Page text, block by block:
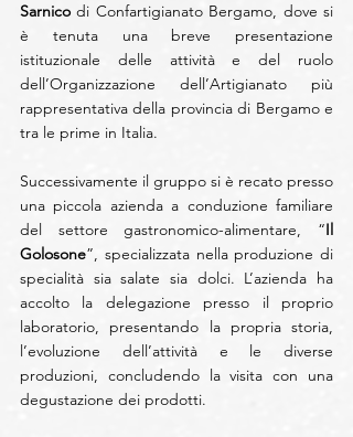
Sarnico di Confartigianato Bergamo, dove si
è tenuta una breve presentazione
istituzionale delle attività e del ruolo
dell’Organizzazione dell’Artigianato più
rappresentativa della provincia di Bergamo e
tra le prime in Italia.
Successivamente il gruppo si è recato presso
una piccola azienda a conduzione familiare
del settore gastronomico-alimentare, “Il
Golosone”, specializzata nella produzione di
specialità sia salate sia dolci. L’azienda ha
accolto la delegazione presso il proprio
laboratorio, presentando la propria storia,
l’evoluzione dell’attività e le diverse
produzioni, concludendo la visita con una
degustazione dei prodotti.